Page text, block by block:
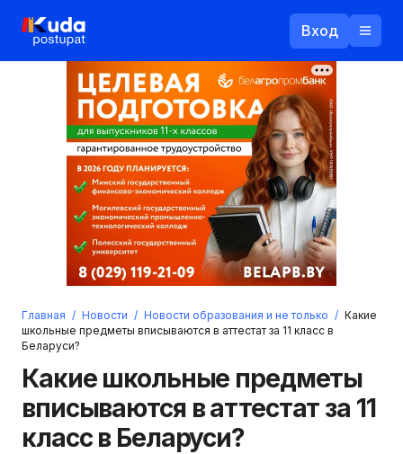
Вход
Логин
Пароль
Войти
Назад
Ваш email
Главная / Новости / Новости образования и не только / Какие
школьные предметы вписываются в аттестат за 11 класс в
Беларуси?
Какие школьные предметы
вписываются в аттестат за 11
класс в Беларуси?